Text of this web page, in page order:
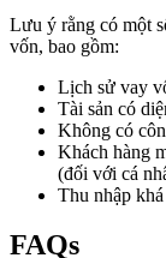
Lưu ý rằng có một
vốn, bao gồm:
Lịch sử vay
Tài sản có
Không có
Khách hàng
(đối với cá
Thu nhập
FAQs